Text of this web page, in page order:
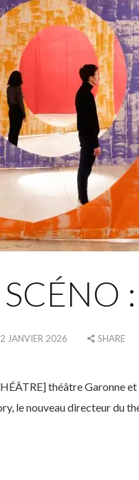
JANVIER 2026 SHARE
théâtre Garonne
le nouveau directeur du